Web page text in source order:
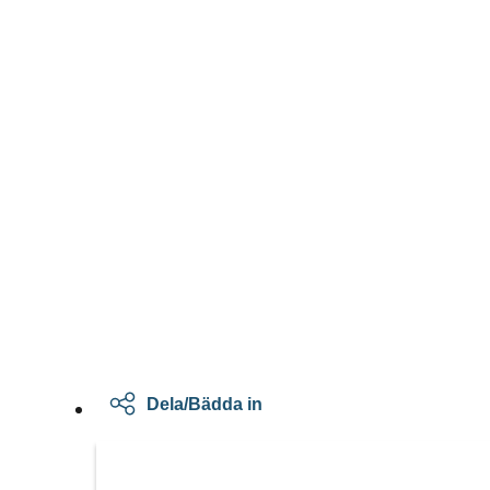
Dela/Bädda in